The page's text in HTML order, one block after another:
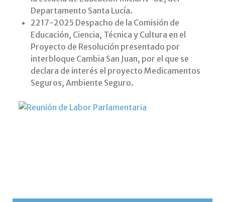
Departamento Santa Lucía.
2217-2025 Despacho de la Comisión de
Educación, Ciencia, Técnica y Cultura en el
Proyecto de Resolución presentado por
interbloque Cambia San Juan, por el que se
declara de interés el proyecto Medicamentos
Seguros, Ambiente Seguro.